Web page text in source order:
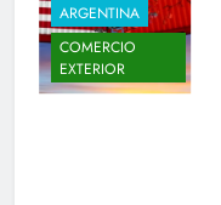
ARGENTINA
COMERCIO
EXTERIOR